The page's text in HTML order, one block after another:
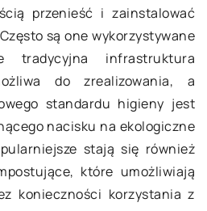
przenieść i zainstalować
są one wykorzystywane
tradycyjna infrastruktura
do zrealizowania, a
standardu higieny jest
nacisku na ekologiczne
stają się również
które umożliwiają
konieczności korzystania z